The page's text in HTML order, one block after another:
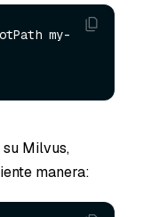
my-
Milvus,
manera: